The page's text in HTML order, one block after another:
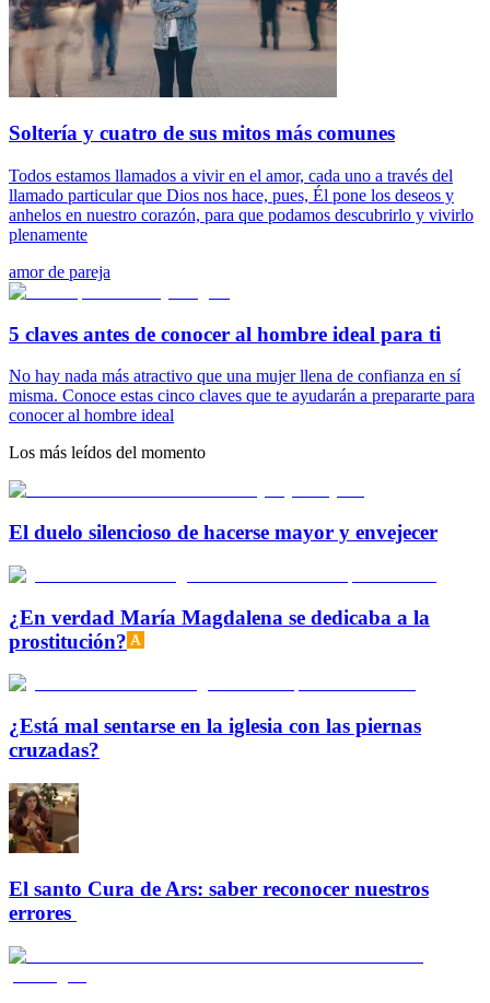
Soltería y cuatro de sus mitos más comunes
Todos estamos llamados a vivir en el amor, cada uno a través del
llamado particular que Dios nos hace, pues, Él pone los deseos y
anhelos en nuestro corazón, para que podamos descubrirlo y vivirlo
plenamente
amor de pareja
5 claves antes de conocer al hombre ideal para ti
No hay nada más atractivo que una mujer llena de confianza en sí
misma. Conoce estas cinco claves que te ayudarán a prepararte para
conocer al hombre ideal
Los más leídos del momento
El duelo silencioso de hacerse mayor y envejecer
¿En verdad María Magdalena se dedicaba a la
prostitución?
¿Está mal sentarse en la iglesia con las piernas
cruzadas?
El santo Cura de Ars: saber reconocer nuestros
errores